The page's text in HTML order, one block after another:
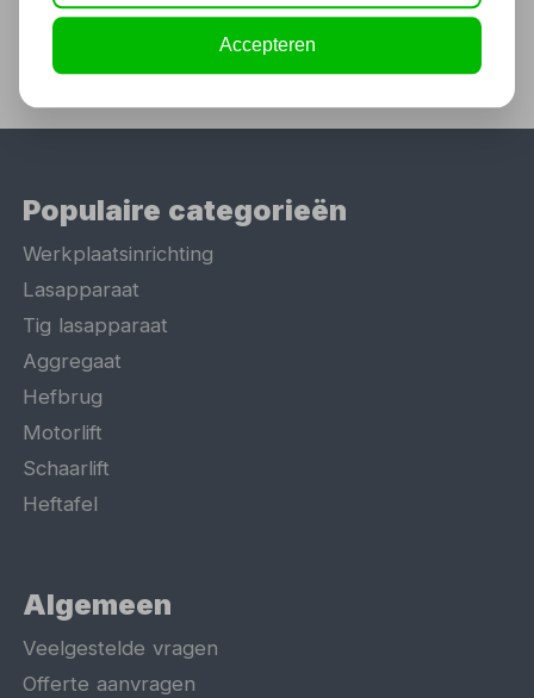
Populaire categorieën
Werkplaatsinrichting
Lasapparaat
Tig lasapparaat
Aggregaat
Hefbrug
Motorlift
Schaarlift
Heftafel
Algemeen
Veelgestelde vragen
Offerte aanvragen
Accepteren